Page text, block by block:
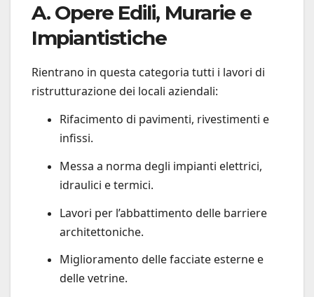
A. Opere Edili, Murarie e
Impiantistiche
Rientrano in questa categoria tutti i lavori di
ristrutturazione dei locali aziendali:
Rifacimento di pavimenti, rivestimenti e
infissi.
Messa a norma degli impianti elettrici,
idraulici e termici.
Lavori per l’abbattimento delle barriere
architettoniche.
Miglioramento delle facciate esterne e
delle vetrine.